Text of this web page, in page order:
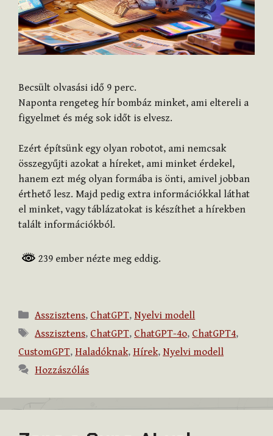
Becsült olvasási idő 9 perc.
Naponta rengeteg hír bombáz minket, ami eltereli a
figyelmet és még sok időt is elvesz.
Ezért építsünk egy olyan robotot, ami nemcsak
összegyűjti azokat a híreket, ami minket érdekel,
hanem ezt még olyan formába is önti, amivel jobban
érthető lesz. Majd pedig extra információkkal láthat
el minket, vagy táblázatokat is készíthet a hírekben
talált információkból.
239 ember nézte meg eddig.
Kategória
Asszisztens, ChatGPT, Nyelvi modell
Címkék
Asszisztens, ChatGPT, ChatGPT-4o, ChatGPT4,
CustomGPT, Haladóknak, Hírek, Nyelvi modell
Hozzászólás